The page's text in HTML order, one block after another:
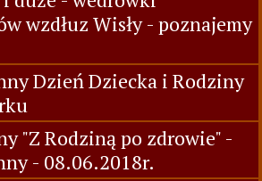
wzdłuz Wisły - poznajemy
Dzień Dziecka i Rodziny
"Z Rodziną po zdrowie" -
- 08.06.2018r.